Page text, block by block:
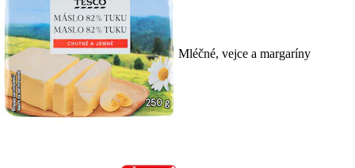
Mléčné, vejce a margaríny